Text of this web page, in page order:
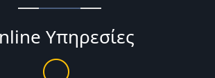
Υπηρεσίες